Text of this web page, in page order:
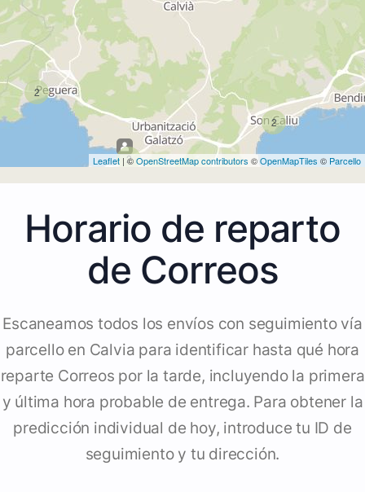
2
2
2
Leaflet | ©OpenStreetMap contributors ©OpenMapTiles © Parcello
Horario de reparto
de Correos
Escaneamos todos los envíos con seguimiento vía
parcello en Calvia para identificar hasta qué hora
reparte Correos por la tarde, incluyendo la primera
y última hora probable de entrega. Para obtener la
predicción individual de hoy, introduce tu ID de
seguimiento y tu dirección.